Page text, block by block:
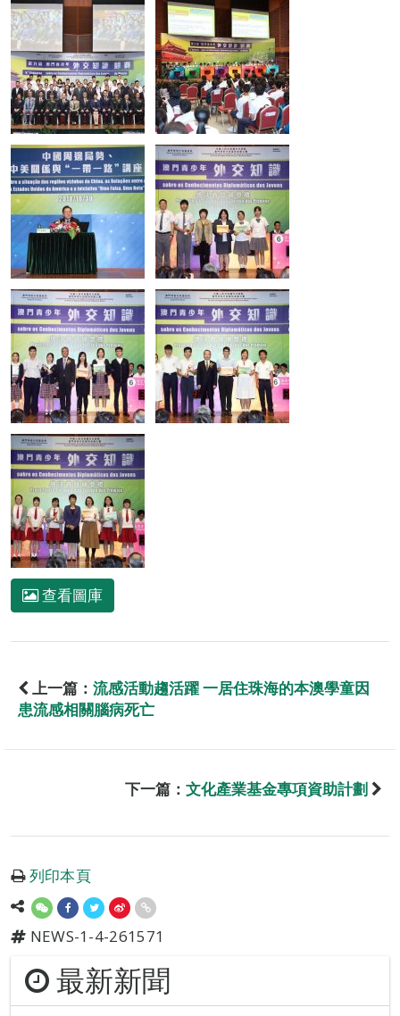
查看圖庫
上一篇： 流感活動趨活躍 一居住珠海的本澳學童因
患流感相關腦病死亡
下一篇： 文化產業基金專項資助計劃
列印本頁
NEWS-1-4-261571
最新新聞